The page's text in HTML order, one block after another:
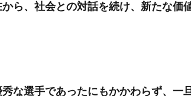
ら、社会との対話を続け、新たな価
な選手であったにもかかわらず、一